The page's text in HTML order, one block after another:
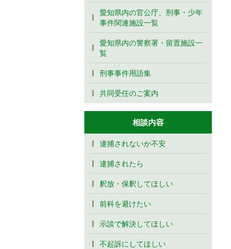
愛知県内の官公庁、刑事・少年
事件関連施設一覧
愛知県内の警察署・留置施設一
覧
刑事事件用語集
共同受任のご案内
相談内容
逮捕されないか不安
逮捕されたら
釈放・保釈してほしい
前科を避けたい
示談で解決してほしい
不起訴にしてほしい